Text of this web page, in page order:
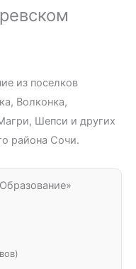
из поселков
Волконка,
Шепси и других
района Сочи.